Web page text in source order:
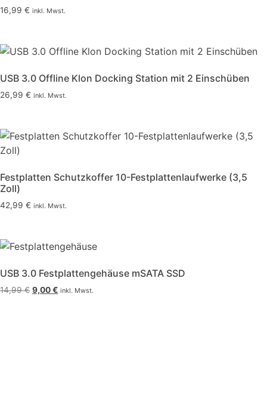
16,99 € inkl. Mwst.
USB 3.0 Offline Klon Docking Station mit 2 Einschüben
26,99 € inkl. Mwst.
Festplatten Schutzkoffer 10-Festplattenlaufwerke (3,5
Zoll)
42,99 € inkl. Mwst.
USB 3.0 Festplattengehäuse mSATA SSD
14,99€ 9,00€ inkl. Mwst.